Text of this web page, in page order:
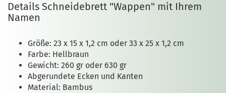
Details Schneidebrett "Wappen" mit Ihrem
Namen
Größe: 23 x 15 x 1,2 cm oder 33 x 25 x 1,2 cm
Farbe: Hellbraun
Gewicht: 260 gr oder 630 gr
Abgerundete Ecken und Kanten
Material: Bambus